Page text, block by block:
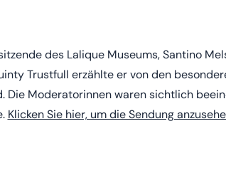
des Lalique Museums, Santino
Trustfull erzählte er von den
Die Moderatorinnen waren sichtlich
Klicken Sie hier, um die Sendung